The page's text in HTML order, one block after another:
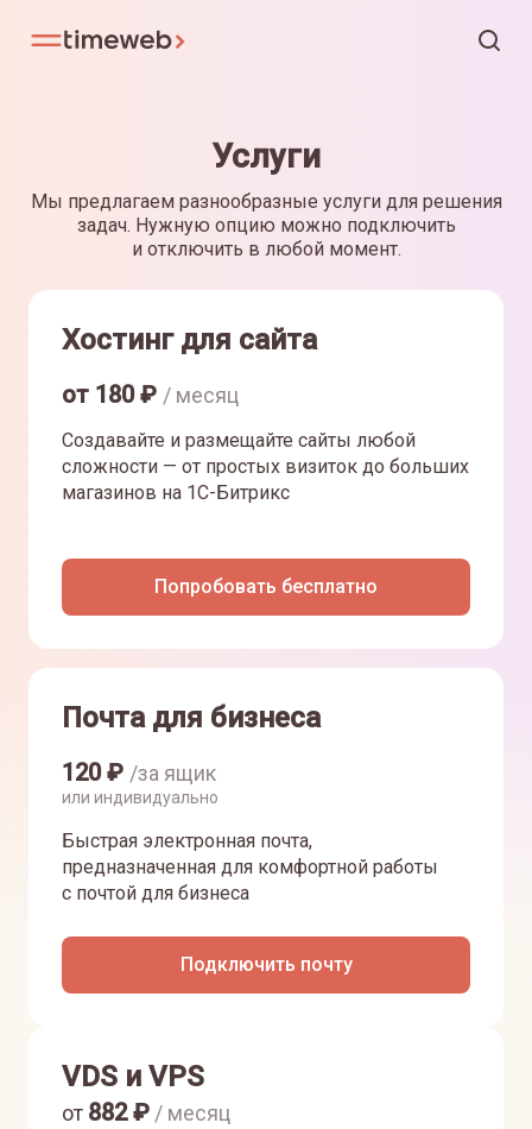
Услуги
Мы предлагаем разнообразные услуги для решения
задач. Нужную опцию можно подключить
и отключить в любой момент.
Хостинг для сайта
от 180₽ / месяц
Создавайте и размещайте сайты любой
сложности — от простых визиток до больших
магазинов на 1С-Битрикс
Попробовать бесплатно
Почта для бизнеса
120₽ /за ящик
или индивидуально
Быстрая электронная почта,
предназначенная для комфортной работы
с почтой для бизнеса
Подключить почту
VDS и VPS
от 882₽ / месяц